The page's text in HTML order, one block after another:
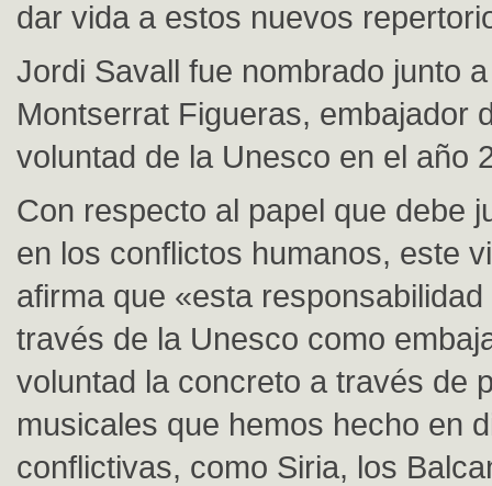
dar vida a estos nuevos
Jordi Savall fue nombrado junto
Montserrat Figueras, embajador
voluntad de la Unesco en el año
Con respecto al papel que debe
en los conflictos humanos, este
afirma que «esta
través de la Unesco como
voluntad la concreto a través de
musicales que hemos hecho en
conflictivas, como Siria, los